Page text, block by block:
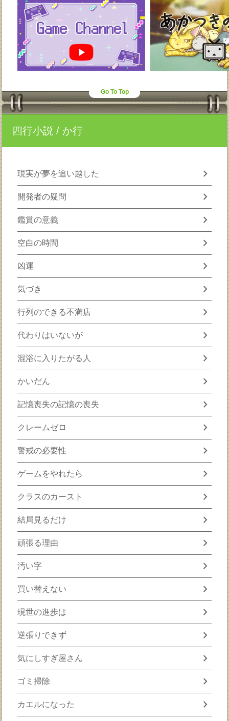
Go To Top
四行小説 / か行
現実が夢を追い越した chevron_right
開発者の疑問 chevron_right
鑑賞の意義 chevron_right
空白の時間 chevron_right
凶運 chevron_right
気づき chevron_right
行列のできる不満店 chevron_right
代わりはいないが chevron_right
混浴に入りたがる人 chevron_right
かいだん chevron_right
記憶喪失の記憶の喪失 chevron_right
クレームゼロ chevron_right
警戒の必要性 chevron_right
ゲームをやれたら chevron_right
クラスのカースト chevron_right
結局見るだけ chevron_right
頑張る理由 chevron_right
汚い字 chevron_right
買い替えない chevron_right
現世の進歩は chevron_right
逆張りできず chevron_right
気にしすぎ屋さん chevron_right
ゴミ掃除 chevron_right
カエルになった
chevron_right